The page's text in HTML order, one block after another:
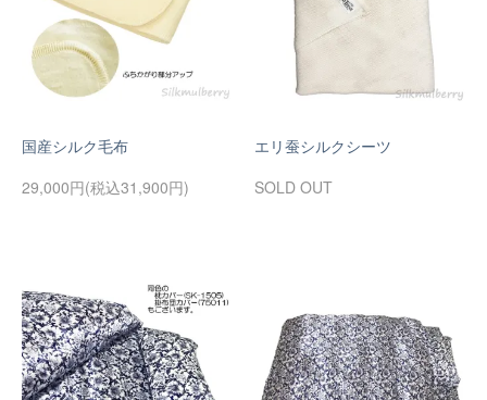
国産シルク毛布
29,000円(税込31,900円)
エリ蚕シルクシーツ
SOLD OUT